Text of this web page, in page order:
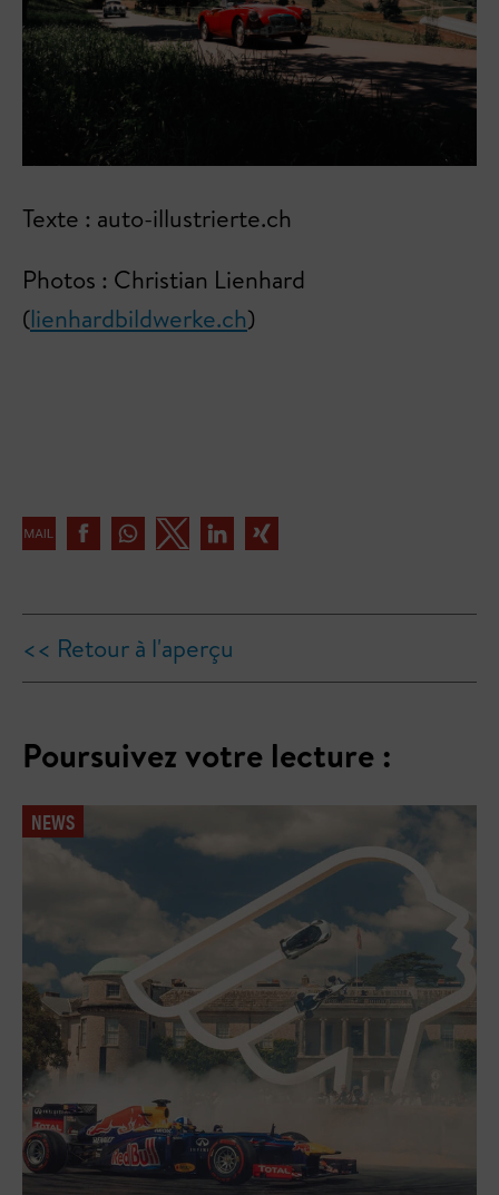
Texte : auto-illustrierte.ch
Photos : Christian Lienhard
(lienhardbildwerke.ch)
<< Retour à l'aperçu
Poursuivez votre lecture :
NEWS